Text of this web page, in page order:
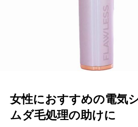
女性におすすめの電気
ムダ毛処理の助けに